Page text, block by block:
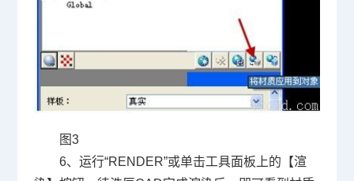
图3
6、运行“RENDER”或单击工具面板上的【渲